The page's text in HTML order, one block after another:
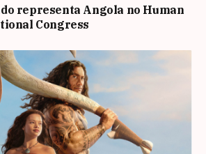
representa Angola no Human
Congress